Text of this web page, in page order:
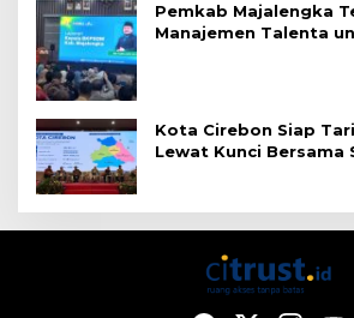
Pemkab Majalengka
Manajemen Talenta
Kota Cirebon Siap
Lewat Kunci Bersama